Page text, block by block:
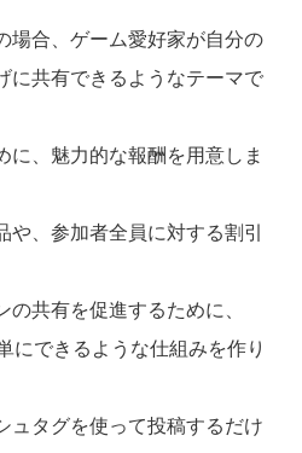
場合、ゲーム愛好家が自分の
に共有できるようなテーマで
に、魅力的な報酬を用意しま
や、参加者全員に対する割引
の共有を促進するために、
にできるような仕組みを作り
ュタグを使って投稿するだけ